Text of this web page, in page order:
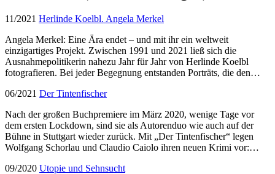
11/2021 Herlinde Koelbl. Angela Merkel
Angela Merkel: Eine Ära endet – und mit ihr ein weltweit
einzigartiges Projekt. Zwischen 1991 und 2021 ließ sich die
Ausnahmepolitikerin nahezu Jahr für Jahr von Herlinde Koelbl
fotografieren. Bei jeder Begegnung entstanden Porträts, die den…
06/2021 Der Tintenfischer
Nach der großen Buchpremiere im März 2020, wenige Tage vor
dem ersten Lockdown, sind sie als Autorenduo wie auch auf der
Bühne in Stuttgart wieder zurück. Mit „Der Tintenfischer“ legen
Wolfgang Schorlau und Claudio Caiolo ihren neuen Krimi vor:…
09/2020 Utopie und Sehnsucht